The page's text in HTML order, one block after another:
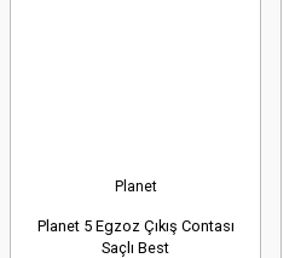
Planet
Planet 5 Egzoz Çıkış Contası
Saçlı Best